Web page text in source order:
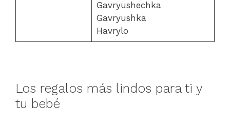
Gavryushechka
Gavryushka
Havrylo
Los regalos más lindos para ti y
tu bebé